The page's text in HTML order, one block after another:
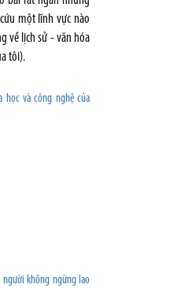
một lĩnh vực nào
về lịch sử - văn hóa
tôi).
học và công nghệ của
người không ngừng lao